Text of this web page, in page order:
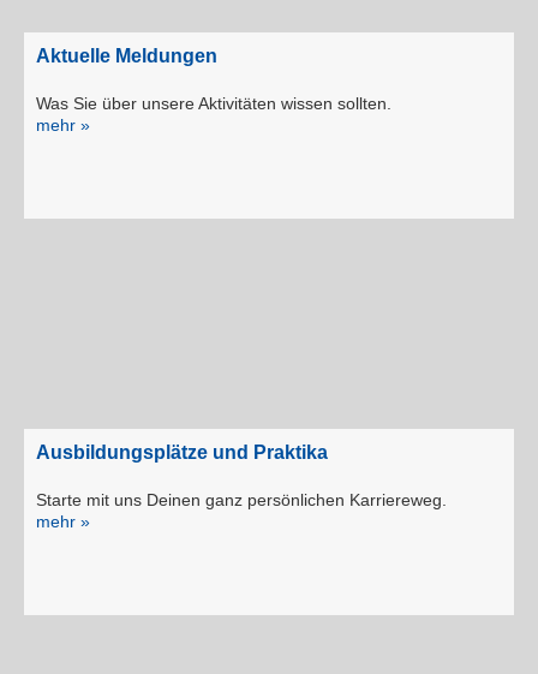
Aktuelle Meldungen
Was Sie über unsere Aktivitäten wissen sollten.
mehr »
Ausbildungsplätze und Praktika
Starte mit uns Deinen ganz persönlichen Karriereweg.
mehr »